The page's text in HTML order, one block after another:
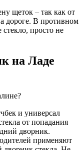
щеток – так как от
дороге. В противном
просто не
на Ладе
и универсал
от попадания
дворник.
применяют